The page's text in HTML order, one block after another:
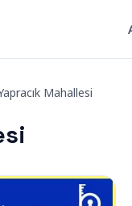
Mahallesi